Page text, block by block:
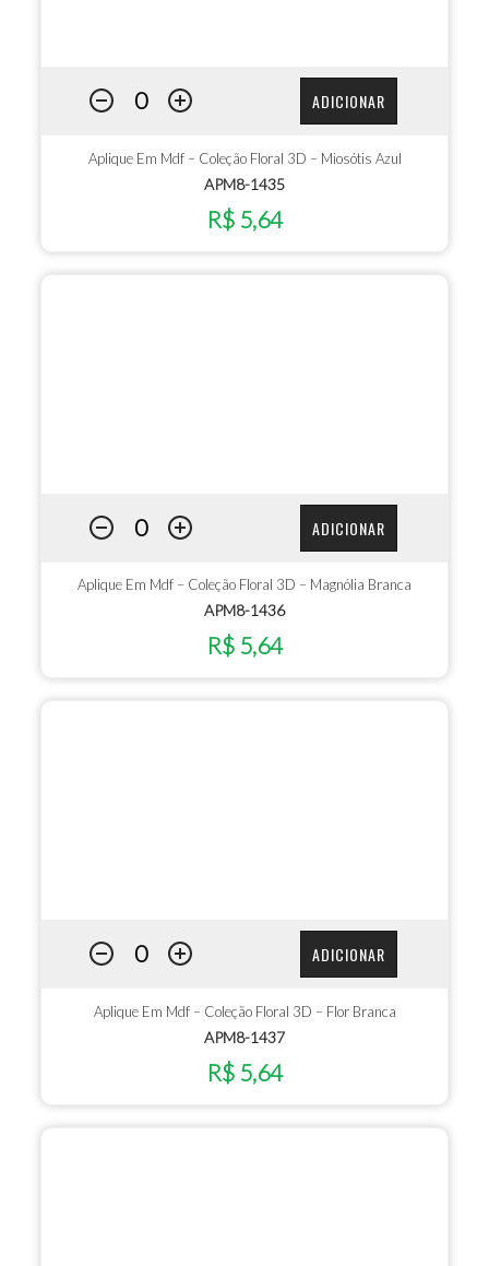
ADICIONAR
Aplique Em Mdf – Coleção Floral 3D – Miosótis Azul
APM8-1435
R$ 5,64
ADICIONAR
Aplique Em Mdf – Coleção Floral 3D – Magnólia Branca
APM8-1436
R$ 5,64
ADICIONAR
Aplique Em Mdf – Coleção Floral 3D – Flor Branca
APM8-1437
R$ 5,64